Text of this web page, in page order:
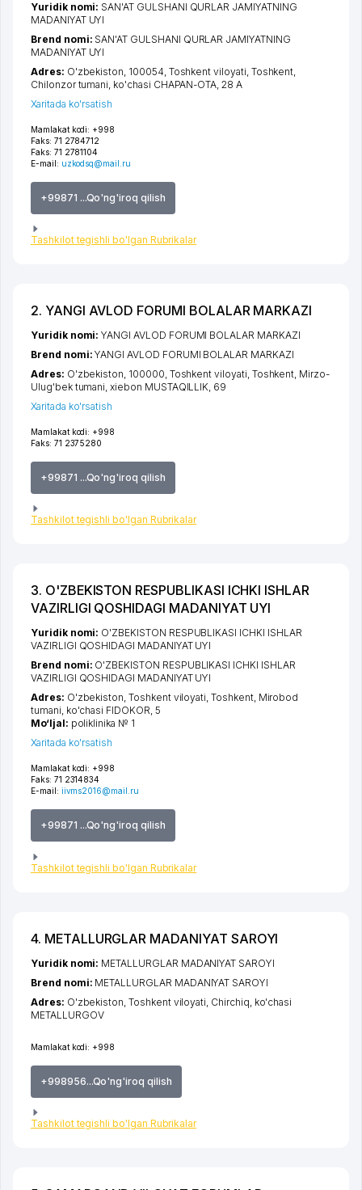
Mamlakat kodi: +998
Faks: 71 2784712
Faks: 71 2781104
E-mail: uzkodsq@mail.ru
+99871 ...Qo'ng'iroq qilish
Tashkilot tegishli bo'lgan Rubrikalar
Yuridik nomi: SAN'AT GULSHANI QURLAR JAMIYATNING
MADANIYAT UYI
Brend nomi: SAN'AT GULSHANI QURLAR JAMIYATNING
MADANIYAT UYI
Adres: O'zbekiston, 100054, Toshkent viloyati, Toshkent,
Chilonzor tumani, ko'chasi CHAPAN-OTA, 28 А
Xaritada ko'rsatish
2. YANGI AVLOD FORUMI BOLALAR MARKAZI
Mamlakat kodi: +998
Faks: 71 2375280
+99871 ...Qo'ng'iroq qilish
Tashkilot tegishli bo'lgan Rubrikalar
Yuridik nomi:YANGI AVLOD FORUMI BOLALAR MARKAZI
Brend nomi:YANGI AVLOD FORUMI BOLALAR MARKAZI
Adres: O'zbekiston, 100000, Toshkent viloyati, Toshkent, Mirzo-
Ulug'bek tumani,xiеbon MUSTAQILLIK, 69
Xaritada ko'rsatish
3. O'ZBEKISTON RESPUBLIKASI ICHKI ISHLAR
VAZIRLIGI QOSHIDAGI MADANIYAT UYI
Mamlakat kodi: +998
Faks: 71 2314834
E-mail: iivms2016@mail.ru
+99871 ...Qo'ng'iroq qilish
Tashkilot tegishli bo'lgan Rubrikalar
Yuridik nomi: O'ZBEKISTON RESPUBLIKASI ICHKI ISHLAR
VAZIRLIGI QOSHIDAGI MADANIYAT UYI
Brend nomi: O'ZBEKISTON RESPUBLIKASI ICHKI ISHLAR
VAZIRLIGI QOSHIDAGI MADANIYAT UYI
Adres: O'zbekiston,Toshkent viloyati,Toshkent, Mirobod
tumani, ko'chasi FIDOKOR, 5
Mo‘ljal: poliklinika № 1
Xaritada ko'rsatish
4. METALLURGLAR MADANIYAT SAROYI
Mamlakat kodi: +998
+998956...Qo'ng'iroq qilish
Tashkilot tegishli bo'lgan Rubrikalar
Yuridik nomi: METALLURGLAR MADANIYAT SAROYI
Brend nomi: METALLURGLAR MADANIYAT SAROYI
Adres: O'zbekiston,Toshkent viloyati Chirchiq ko'chasi
METALLURGOV